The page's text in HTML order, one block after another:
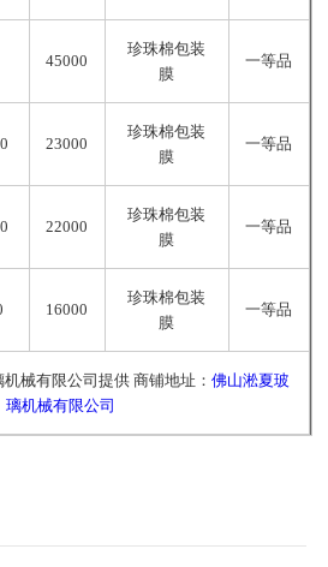
45000
珍珠棉包装
膜
一等品
23000
珍珠棉包装
膜
一等品
22000
珍珠棉包装
膜
一等品
16000
珍珠棉包装
膜
一等品
械有限公司提供 商铺地址： 佛山淞夏玻
璃机械有限公司